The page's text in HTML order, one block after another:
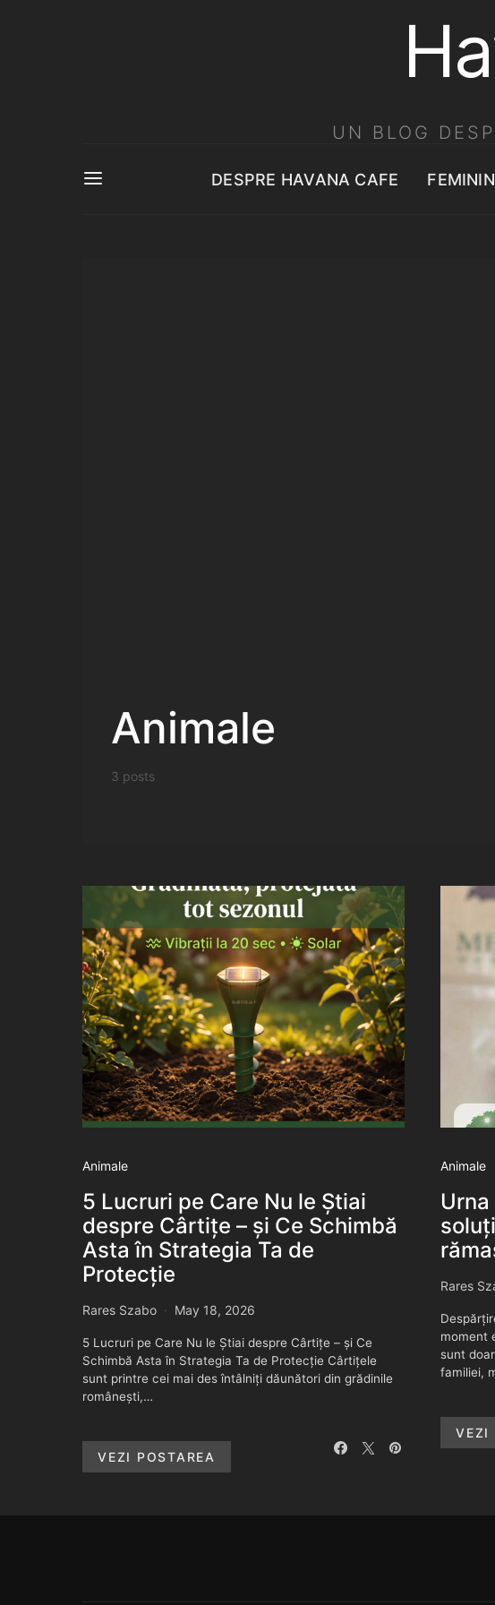
UN BLOG
DESPRE HAVANA CAFE FEMININ
Animale
3 posts
Animale
5 Lucruri pe Care Nu le Știai
despre Cârtițe – și Ce Schimbă
Asta în Strategia Ta de
Protecție
Rares Szabo May 18, 2026
5 Lucruri pe Care Nu le Știai despre Cârtițe – și Ce
Schimbă Asta în Strategia Ta de Protecție Cârtițele
sunt printre cei mai des întâlniți dăunători din grădinile
românești,…
VEZI POSTAREA
Animale
Rares
moment
sunt
familiei,
VEZI